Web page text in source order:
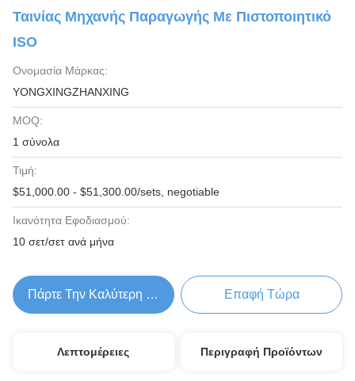
Ταινίας Μηχανής Παραγωγής Με Πιστοποιητικό
ISO
Ονομασία Μάρκας:
YONGXINGZHANXING
MOQ:
1 σύνολα
Τιμή:
$51,000.00 - $51,300.00/sets, negotiable
Ικανότητα Εφοδιασμού:
10 σετ/σετ ανά μήνα
Πάρτε Την Καλύτερη Τιμή Επαφή Τώρα
Λεπτομέρειες Περιγραφή Προϊόντων